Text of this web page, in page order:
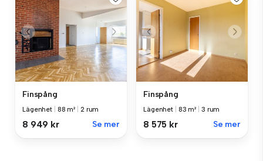
Finspång
Lägenhet 88 m² 2 rum
8 949 kr Se mer
Finspång
Lägenhet 83 m² 3 rum
8 575 kr Se mer